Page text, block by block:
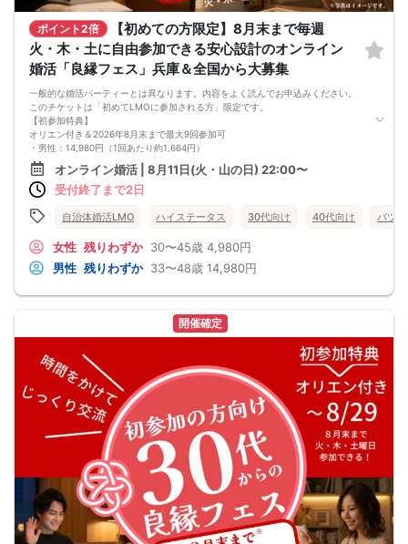
安心してください
ポイント2倍
【初めての方限定】8月末まで毎週
火・木・土に自由参加できる安心設計のオンライン
婚活「良縁フェス」兵庫＆全国から大募集
一般的な婚活パーティーとは異なります。内容をよく読んでお申込みください。
このチケットは「初めてLMOに参加される方」限定です。
【初参加特典】
オリエン付き＆2026年8月末まで最大9回参加可
・男性：14,980円（1回あたり約1,664円）
・女性：4,980円（1回あたり約553円）
LMO「良縁フェス」は、複数回の交流を通じて人柄や相性をじっくり確かめられ
るオンライン婚活イベントです。
いきたい方に向いています。
初参加オリエン（必須）：8月11日（火） 22:00〜22:30
交流1回目：同日 22:30〜24:00
交流2回目以降：8月13日（木）〜8月末の火・木・土 22:30〜24:00
＜お見合い申請期限＞
同期間に参加した異性の中から1名に申請できます。お相手が了承するとお見合い
が成立し、オンラインで約30分1対1で対話できます。
＜最低遂行人数＞
8月末までに最大9回の交流機会を設け、男女各10名以上の方と出会えるよう募
集・運営します。
＜新規募集対象＞
・女性：30〜45歳
・男性：33〜48歳かつ士業・公務員・正社員のいずれか
・男女共通：病気療養中の方は全快後にご参加ください。
※開催案内（中止連絡含む）は初回開始15分前までにお送りします。
※全国から募集しています。日本国内在住で日本からオンライン参加できる方に限
ります（EEA等を含む海外からの利用不可）。
※新規募集の対象年齢はバランス調整のため変動する場合があります。
※自治体連携時やリピート参加される場合、参加条件が異なることがあります。
※イベント中の連絡先交換は禁止です（交換はお見合い成立後、運営を通じて行い
オンライン婚活 | 8月11日(火・山の日) 22:00〜
受付終了まで2日
自治体婚活LMO ハイステータス 30代向け 40代向け バツ
女性 残りわずか 30〜45歳 4,980円
男性 残りわずか 33〜48歳 14,980円
開催確定